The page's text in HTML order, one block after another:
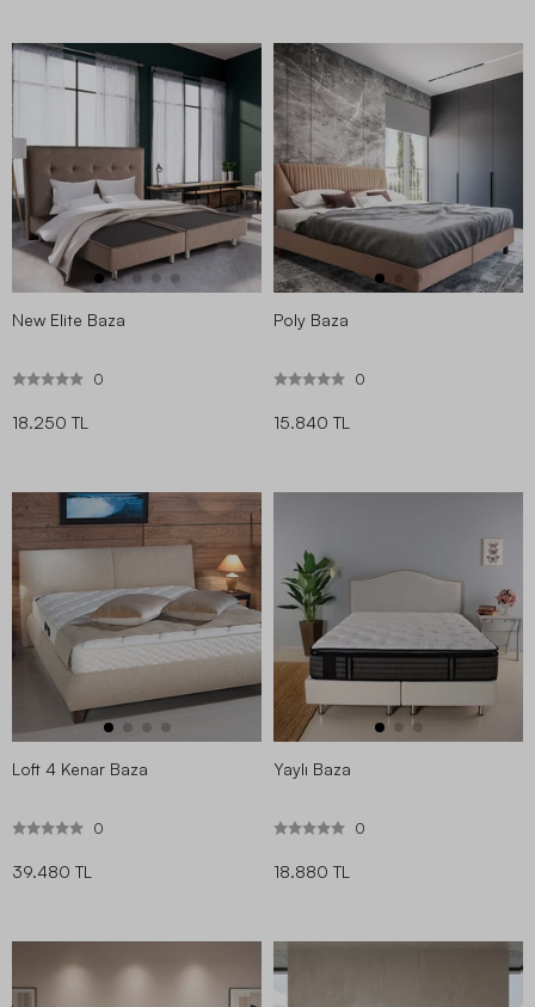
New Elite Baza
0
18.250 TL
Poly Baza
0
15.840 TL
Loft 4 Kenar Baza
0
39.480 TL
Yaylı Baza
0
18.880 TL